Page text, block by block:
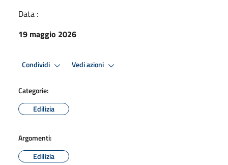
Data :
19 maggio 2026
Condividi Vedi azioni
Categorie:
Edilizia
Argomenti:
Edilizia